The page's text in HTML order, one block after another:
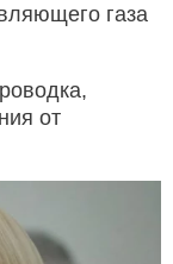
газа
от